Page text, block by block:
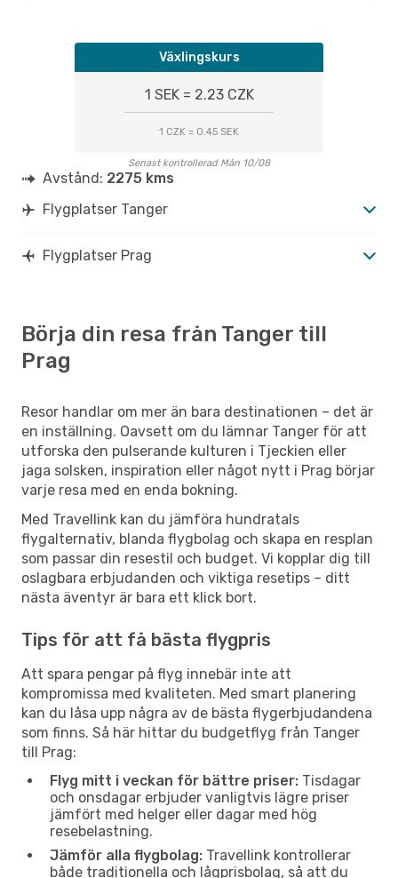
Växlingskurs
1 SEK = 2.23 CZK
1 CZK = 0.45 SEK
Senast kontrollerad Mån 10/08
Avstånd: 2275 kms
Flygplatser Tanger
Flygplatser Prag
Börja din resa från Tanger till
Prag
Resor handlar om mer än bara destinationen – det är
en inställning. Oavsett om du lämnar Tanger för att
utforska den pulserande kulturen i Tjeckien eller
jaga solsken, inspiration eller något nytt i Prag börjar
varje resa med en enda bokning.
Med Travellink kan du jämföra hundratals
flygalternativ, blanda flygbolag och skapa en resplan
som passar din resestil och budget. Vi kopplar dig till
oslagbara erbjudanden och viktiga resetips – ditt
nästa äventyr är bara ett klick bort.
Tips för att få bästa flygpris
Att spara pengar på flyg innebär inte att
kompromissa med kvaliteten. Med smart planering
kan du låsa upp några av de bästa flygerbjudandena
som finns. Så här hittar du budgetflyg från Tanger
till Prag:
Flyg mitt i veckan för bättre priser: Tisdagar
och onsdagar erbjuder vanligtvis lägre priser
jämfört med helger eller dagar med hög
resebelastning.
Jämför alla flygbolag: Travellink kontrollerar
både traditionella och lågprisbolag, så att du